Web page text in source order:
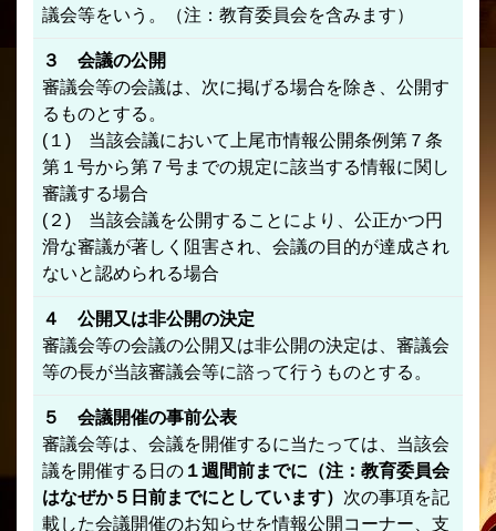
議会等をいう。（注：教育委員会を含みます）
３ 会議の公開
審議会等の会議は、次に掲げる場合を除き、公開す
るものとする。
(１) 当該会議において上尾市情報公開条例第７条
第１号から第７号までの規定に該当する情報に関し
審議する場合
(２) 当該会議を公開することにより、公正かつ円
滑な審議が著しく阻害され、会議の目的が達成され
ないと認められる場合
４ 公開又は非公開の決定
審議会等の会議の公開又は非公開の決定は、審議会
等の長が当該審議会等に諮って行うものとする。
５ 会議開催の事前公表
審議会等は、会議を開催するに当たっては、当該会
議を開催する日の １週間前までに（注：教育委員会
はなぜか５日前までにとしています） 次の事項を記
載した会議開催のお知らせを情報公開コーナー、支